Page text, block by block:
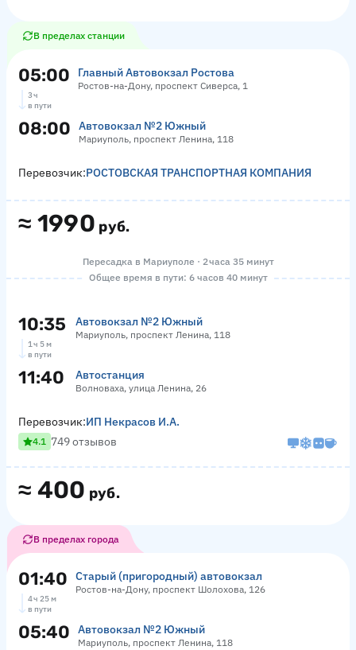
В пределах станции
05:00 Главный Автовокзал Ростова
Ростов-на-Дону, проспект Сиверса, 1
3 ч
в пути
08:00 Автовокзал №2 Южный
Мариуполь, проспект Ленина, 118
≈ 1990 руб.
Перевозчик:РОСТОВСКАЯ ТРАНСПОРТНАЯ КОМПАНИЯ
Пересадка в Мариуполе · 2 часа 35 минут
Общее время в пути: 6 часов 40 минут
10:35 Автовокзал №2 Южный
Мариуполь, проспект Ленина, 118
1 ч 5 м
в пути
11:40 Автостанция
Волноваха, улица Ленина, 26
≈ 400 руб.
Перевозчик:ИП Некрасов И.А.
4.1 749 отзывов
В пределах города
01:40 Старый (пригородный) автовокзал
Ростов-на-Дону, проспект Шолохова, 126
4 ч 25 м
в пути
05:40 Автовокзал №2 Южный
Мариуполь, проспект Ленина, 118